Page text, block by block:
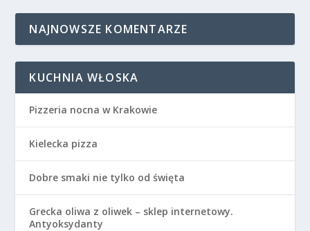
NAJNOWSZE KOMENTARZE
KUCHNIA WŁOSKA
Pizzeria nocna w Krakowie
Kielecka pizza
Dobre smaki nie tylko od święta
Grecka oliwa z oliwek – sklep internetowy.
Antyoksydanty